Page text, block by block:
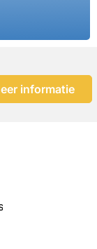
informatie